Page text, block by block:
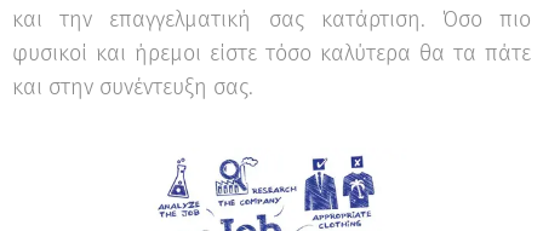
και την επαγγελματική σας κατάρτιση. Όσο πιο
φυσικοί και ήρεμοι είστε τόσο καλύτερα θα τα πάτε
και στην συνέντευξη σας.